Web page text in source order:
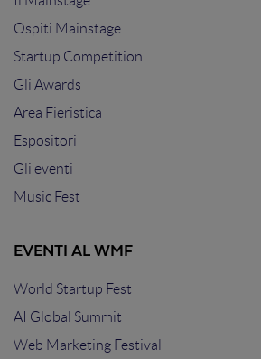
Ospiti Mainstage
Startup Competition
Gli Awards
Area Fieristica
Espositori
Gli eventi
Music Fest
EVENTI AL WMF
World Startup Fest
AI Global Summit
Web Marketing Festival